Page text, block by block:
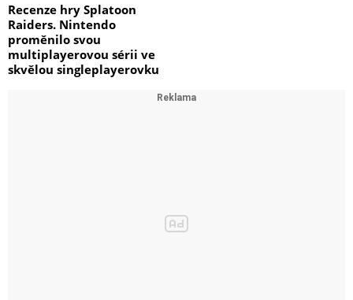
Recenze hry Splatoon
Raiders. Nintendo
proměnilo svou
multiplayerovou sérii ve
skvělou singleplayerovku